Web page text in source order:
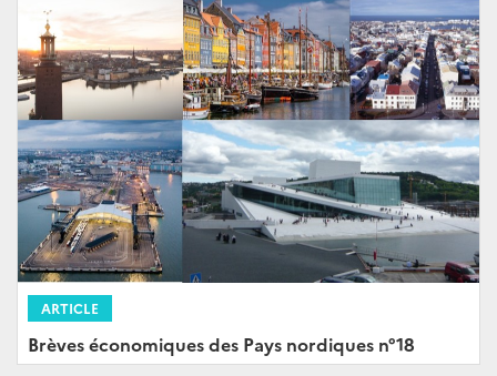
ARTICLE
Brèves économiques des Pays nordiques n°18